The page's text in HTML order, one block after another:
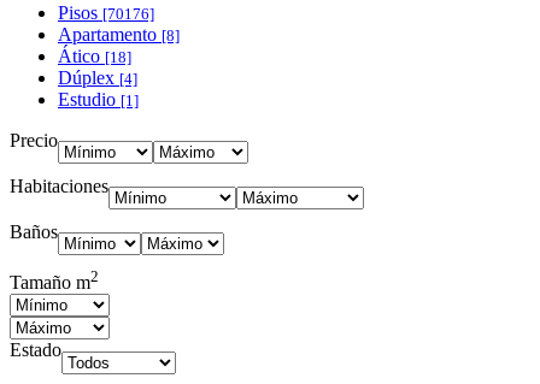
Pisos [70176]
Apartamento [8]
Ático [18]
Dúplex [4]
Estudio [1]
Precio
Habitaciones
Baños
Tamaño m2
Estado